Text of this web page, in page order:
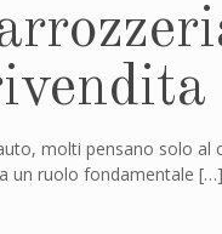
molti pensano solo
un ruolo fondamentale […]